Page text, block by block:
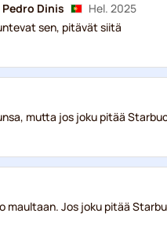
Dinis
Hel. 2025
sen, pitävät siitä
mutta jos joku pitää
maultaan. Jos joku pitää